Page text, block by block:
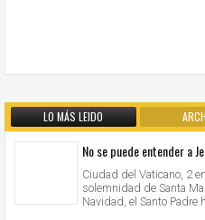
LO MÁS LEIDO
No se puede entender a
Ciudad del Vaticano, 2
solemnidad de Santa
Navidad, el Santo Padre